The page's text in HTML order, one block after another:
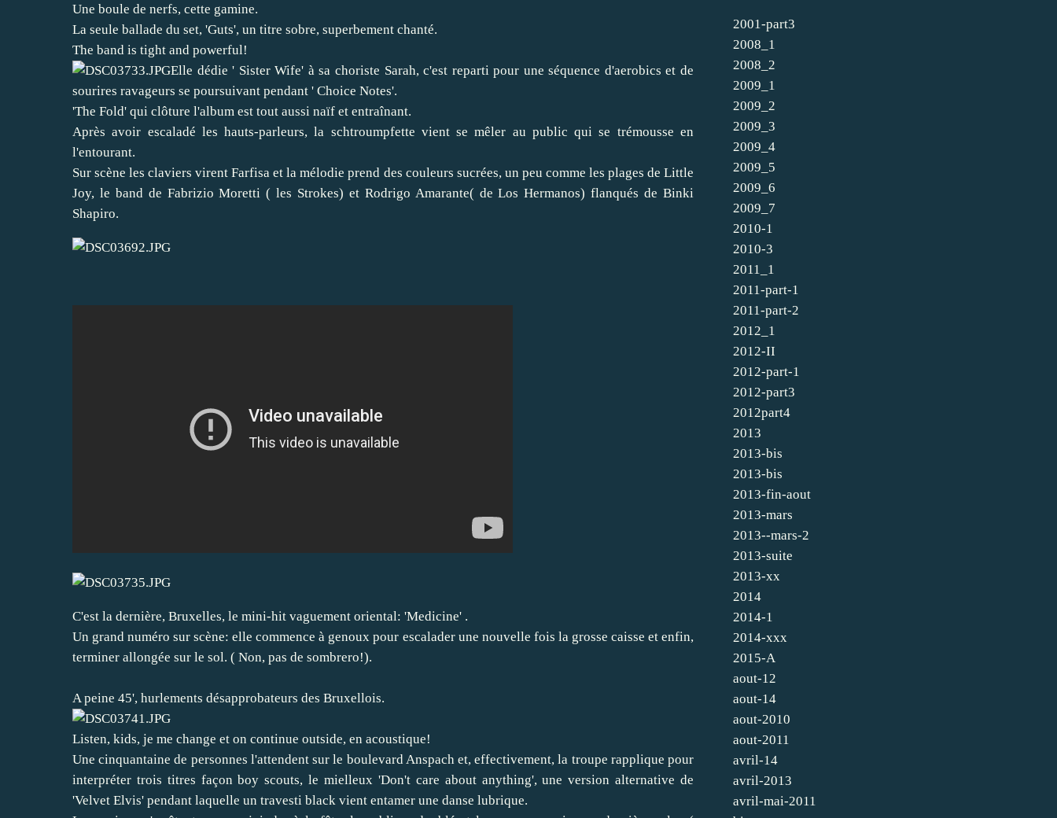
Une boule de nerfs, cette gamine.
La seule ballade du set, 'Guts', un titre sobre, superbement chanté.
The band is tight and powerful!
Elle dédie ' Sister Wife' à sa choriste Sarah, c'est reparti pour une séquence d'aerobics et de
sourires ravageurs se poursuivant pendant ' Choice Notes'.
'The Fold' qui clôture l'album est tout aussi naïf et entraînant.
Après avoir escaladé les hauts-parleurs, la schtroumpfette vient se mêler au public qui se trémousse en
l'entourant.
Sur scène les claviers virent Farfisa et la mélodie prend des couleurs sucrées, un peu comme les plages de Little
Joy, le band de Fabrizio Moretti ( les Strokes) et Rodrigo Amarante( de Los Hermanos) flanqués de Binki
Shapiro.
C'est la dernière, Bruxelles, le mini-hit vaguement oriental: 'Medicine' .
Un grand numéro sur scène: elle commence à genoux pour escalader une nouvelle fois la grosse caisse et enfin,
terminer allongée sur le sol. ( Non, pas de sombrero!).
A peine 45', hurlements désapprobateurs des Bruxellois.
Listen, kids, je me change et on continue outside, en acoustique!
Une cinquantaine de personnes l'attendent sur le boulevard Anspach et, effectivement, la troupe rapplique pour
interpréter trois titres façon boy scouts, le mielleux 'Don't care about anything', une version alternative de
'Velvet Elvis' pendant laquelle un travesti black vient entamer une danse lubrique.
2001-part3
2008_1
2008_2
2009_1
2009_2
2009_3
2009_4
2009_5
2009_6
2009_7
2010-1
2010-3
2011_1
2011-part-1
2011-part-2
2012_1
2012-II
2012-part-1
2012-part3
2012part4
2013
2013-bis
2013-bis
2013-fin-aout
2013-mars
2013--mars-2
2013-suite
2013-xx
2014
2014-1
2014-xxx
2015-A
aout-12
aout-14
aout-2010
aout-2011
avril-14
avril-2013
avril-mai-2011